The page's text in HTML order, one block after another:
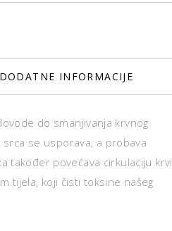
DODATNE INFORMACIJE
do smanjivanja krvnog
se usporava, a probava
također povećava cirkulaciju krvi
tijela, koji čisti toksine našeg